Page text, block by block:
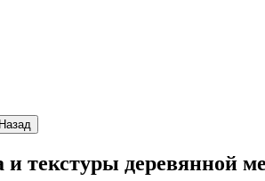
Назад
текстуры деревянной